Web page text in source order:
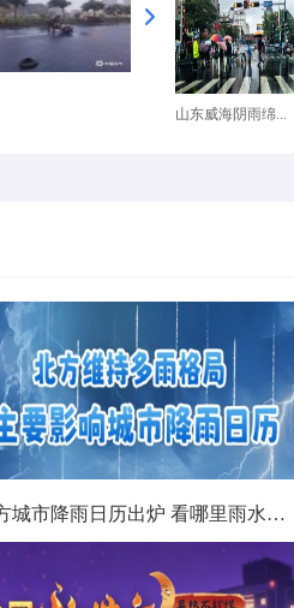
山东威海阴雨绵...
北方城市降雨日历出炉 看哪里雨水超长待机